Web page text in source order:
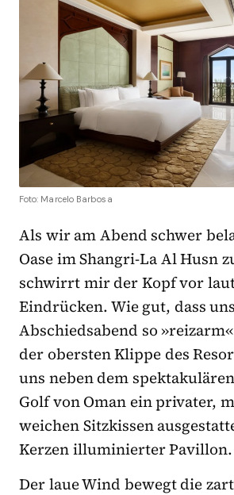
Foto: Marcelo Barbosa
Als wir am Abend schwer
Oase im Shangri-La Al Husn
schwirrt mir der Kopf vor
Eindrücken. Wie gut, dass
Abschiedsabend so
der obersten Klippe des
uns neben dem
Golf von Oman ein privater,
weichen Sitzkissen
Kerzen illuminierter Pavillon.
Der laue Wind bewegt die